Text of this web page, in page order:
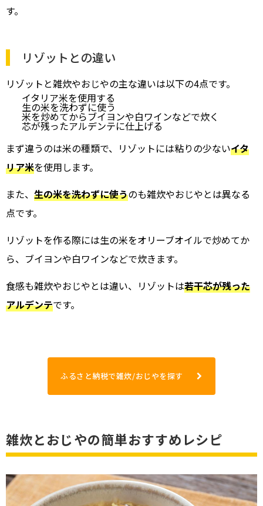
す。
リゾットとの違い
リゾットと雑炊やおじやの主な違いは以下の4点です。
イタリア米を使用する
生の米を洗わずに使う
米を炒めてからブイヨンや白ワインなどで炊く
芯が残ったアルデンテに仕上げる
まず違うのは米の種類で、リゾットには粘りの少ないイタ
リア米を使用します。
また、 生の米を洗わずに使うのも雑炊やおじやとは異なる
点です。
リゾットを作る際には生の米をオリーブオイルで炒めてか
ら、ブイヨンや白ワインなどで炊きます。
食感も雑炊やおじやとは違い、リゾットは若干芯が残った
アルデンテです。
ふるさと納税で雑炊/おじやを探す
雑炊とおじやの簡単おすすめレシピ